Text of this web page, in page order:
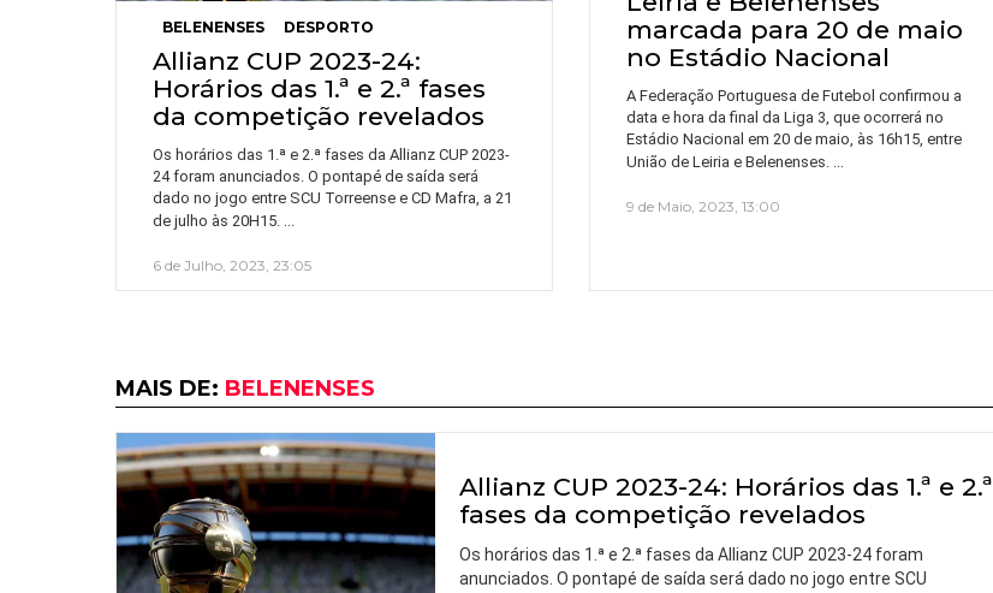
BELENENSES DESPORTO
Allianz CUP 2023-24:
Horários das 1.ª e 2.ª fases
da competição revelados
Os horários das 1.ª e 2.ª fases da Allianz CUP 2023-
24 foram anunciados. O pontapé de saída será
dado no jogo entre SCU Torreense e CD Mafra, a 21
de julho às 20H15.
6 de Julho, 2023, 23:05
marcada para 20 de maio
no Estádio Nacional
A Federação Portuguesa de Futebol confirmou a
data e hora da final da Liga 3, que ocorrerá no
Estádio Nacional em 20 de maio, às 16h15, entre
União de Leiria e Belenenses.
9 de Maio, 2023, 13:00
MAIS DE: BELENENSES
Allianz CUP 2023-24: Horários das 1.ª e 2.ª
fases da competição revelados
Os horários das 1.ª e 2.ª fases da Allianz CUP 2023-24 foram
anunciados. O pontapé de saída será dado no jogo entre SCU